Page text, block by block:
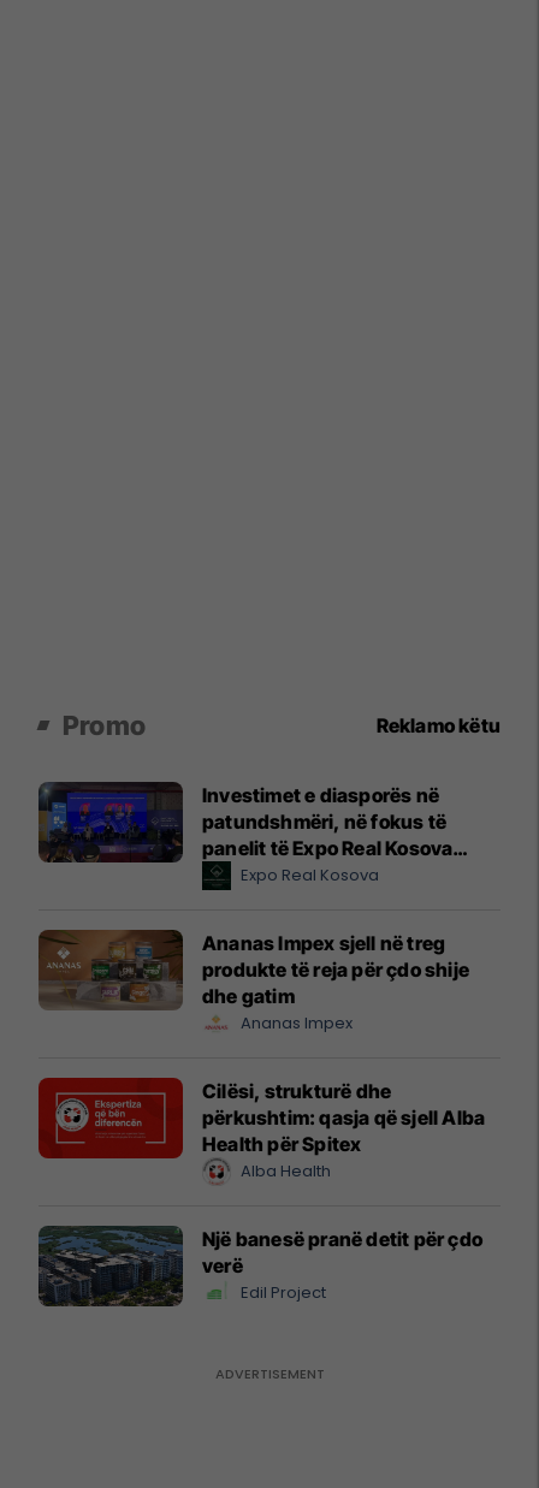
Promo Reklamo këtu
Investimet e diasporës në
patundshmëri, në fokus të
panelit të Expo Real Kosova
2026Expo Real Kosova
Ananas Impex sjell në treg
produkte të reja për çdo shije
dhe gatim
Ananas Impex
Cilësi, strukturë dhe
përkushtim: qasja që sjell Alba
Health për Spitex
Alba Health
Një banesë pranë detit për çdo
verë
Edil Project